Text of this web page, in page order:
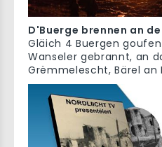
D'Buerge brennen an
Gläich 4 Buergen
Wanseler gebrannt, an
Grëmmelescht, Bärel an